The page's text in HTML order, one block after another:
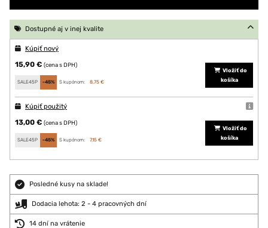
Dostupné aj v inej kvalite
Kúpiť nový
15,90 € (cena s DPH)
SALE45P -45% S kupónom: 8,75 €
Vložiť do
košíka
Kúpiť použitý
13,00 € (cena s DPH)
SALE45P -45% S kupónom: 7,15 €
Vložiť do
košíka
Posledné kusy na sklade!
Dodacia lehota: 2 - 4 pracovných dní
14 dní na vrátenie